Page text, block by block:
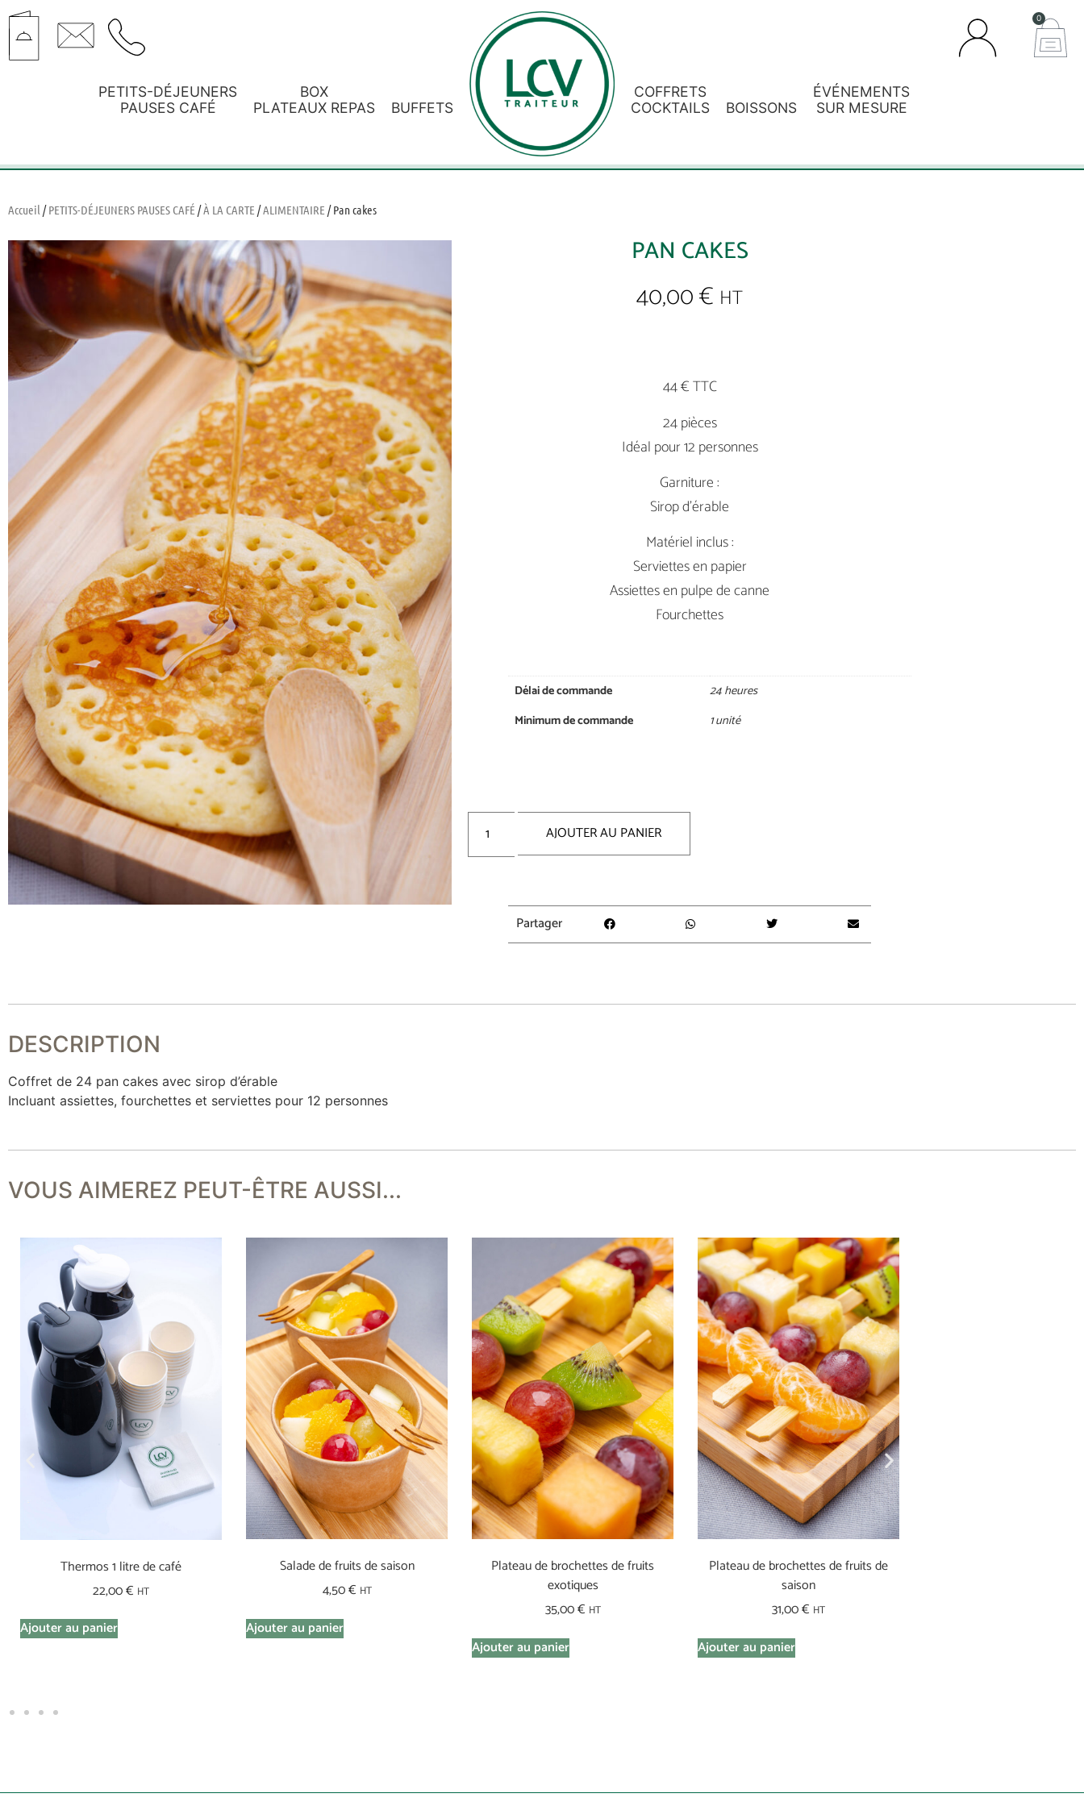
0
PETITS-DÉJEUNERS
PAUSES CAFÉ
BOX
PLATEAUX REPAS
BUFFETS
COFFRETS
COCKTAILS
BOISSONS
ÉVÉNEMENTS
SUR MESURE
Accueil /PETITS-DÉJEUNERS PAUSES CAFÉ /À LA CARTE /ALIMENTAIRE / Pan cakes
PAN CAKES
40,00€ HT
44 € TTC
24 pièces
Idéal pour 12 personnes
Garniture :
Sirop d’érable
Matériel inclus :
Serviettes en papier
Assiettes en pulpe de canne
Fourchettes
Délai de commande
24 heures
Minimum de commande
1 unité
AJOUTER AU PANIER
Partager
DESCRIPTION
Coffret de 24 pan cakes avec sirop d’érable
Incluant assiettes, fourchettes et serviettes pour 12 personnes
VOUS AIMEREZ PEUT-ÊTRE AUSSI...
Thermos 1 litre de café
22,00€ HT
Ajouter au panier
Salade de fruits de saison
4,50€ HT
Ajouter au panier
Plateau de brochettes de fruits
exotiques
35,00€ HT
Ajouter au panier
Plateau de brochettes de fruits de
saison
31,00€ HT
Ajouter au panier